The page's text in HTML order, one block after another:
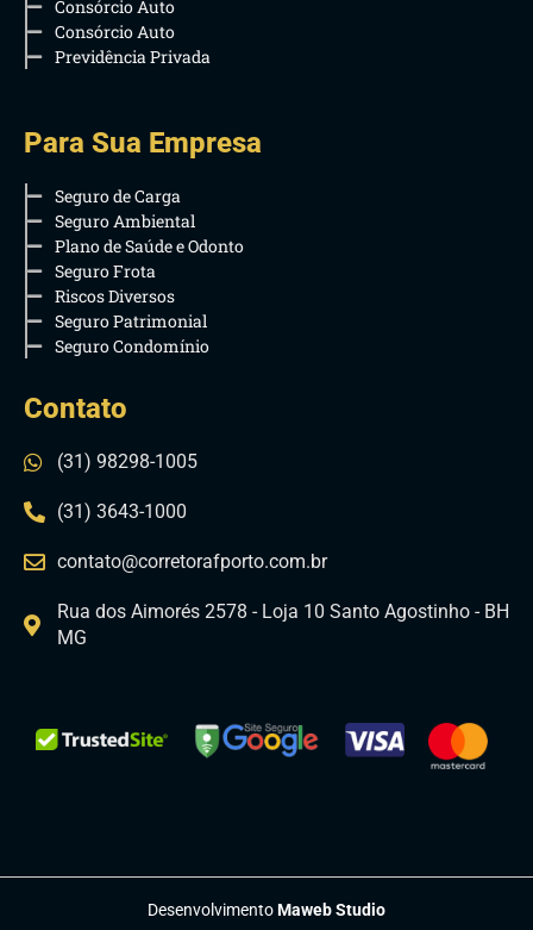
Consórcio Auto
Consórcio Auto
Previdência Privada
Para Sua Empresa
Seguro de Carga
Seguro Ambiental
Plano de Saúde e Odonto
Seguro Frota
Riscos Diversos
Seguro Patrimonial
Seguro Condomínio
Contato
(31) 98298-1005
(31) 3643-1000
contato@corretorafporto.com.br
Rua dos Aimorés 2578 - Loja 10 Santo Agostinho - BH
MG
DesenvolvimentoMaweb Studio